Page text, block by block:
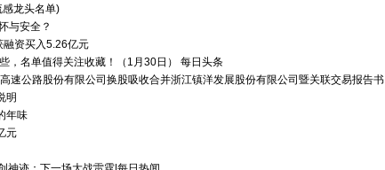
龙头名单)
与安全？
资买入5.26亿元
，名单值得关注收藏！（1月30日） 每日头条
速公路股份有限公司换股吸收合并浙江镇洋发展股份有限公司暨关联交易报告书
明
年味
元